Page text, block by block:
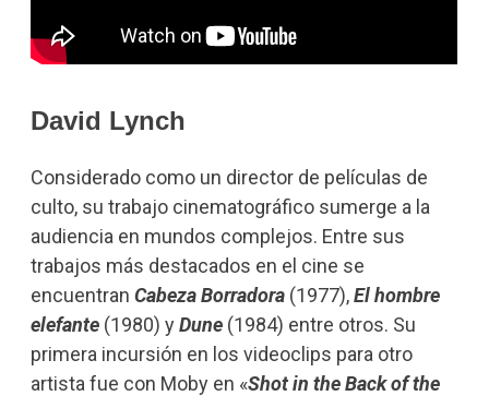
David Lynch
Considerado como un director de películas de
culto, su trabajo cinematográfico sumerge a la
audiencia en mundos complejos. Entre sus
trabajos más destacados en el cine se
encuentran Cabeza Borradora(1977),El hombre
elefante(1980) yDune(1984) entre otros. Su
primera incursión en los videoclips para otro
artista fue con Moby en «Shot in the Back of the